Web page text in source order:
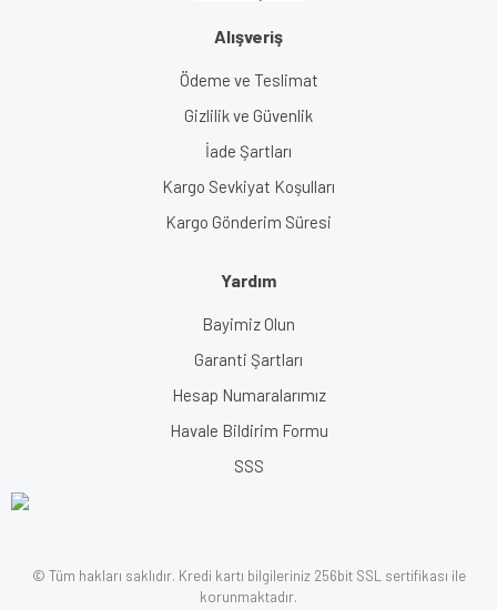
Alışveriş
Ödeme ve Teslimat
Gizlilik ve Güvenlik
İade Şartları
Kargo Sevkiyat Koşulları
Kargo Gönderim Süresi
Yardım
Bayimiz Olun
Garanti Şartları
Hesap Numaralarımız
Havale Bildirim Formu
SSS
© Tüm hakları saklıdır. Kredi kartı bilgileriniz 256bit SSL sertifikası ile
korunmaktadır.